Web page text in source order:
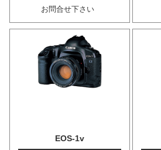
お問合せ下さい
EOS-1v